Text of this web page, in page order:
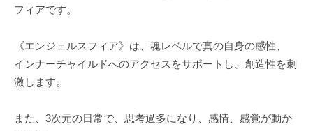
フィアです。
《エンジェルスフィア》は、魂レベルで真の自身の感性、
インナーチャイルドへのアクセスをサポートし、創造性を刺
激します。
また、3次元の日常で、思考過多になり、感情、感覚が動か